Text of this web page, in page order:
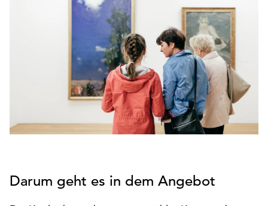
sowie
solche,
zu
anonymen
Statistikzwecken
Darum geht es in dem Angebot